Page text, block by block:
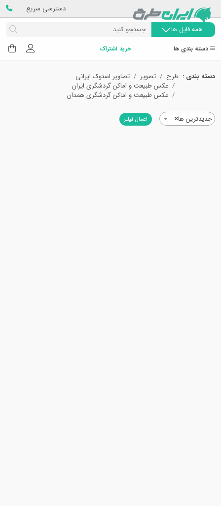
دسترسی سریع
همه فایل ها
دسته بندی ها خرید اشتراک
دسته بندی : طرح تصویر
تصاویر استوک ایرانی
عکس طبیعت و اماکن گردشگری ایران
عکس طبیعت و اماکن گردشگری همدان
×جدیدترین ها اعمال فیلتر